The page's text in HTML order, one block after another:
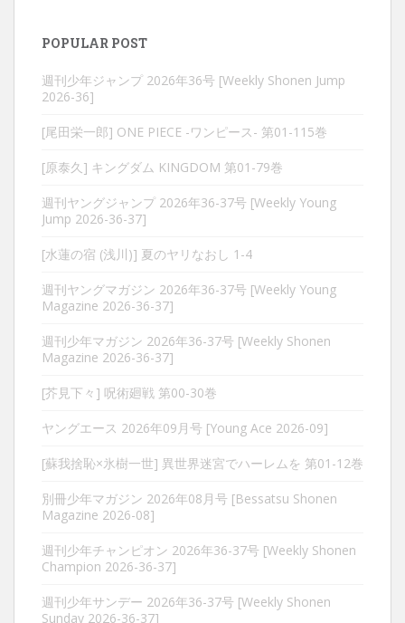
POPULAR POST
週刊少年ジャンプ 2026年36号 [Weekly Shonen Jump
2026-36]
[尾田栄一郎] ONE PIECE -ワンピース- 第01-115巻
[原泰久] キングダム KINGDOM 第01-79巻
週刊ヤングジャンプ 2026年36-37号 [Weekly Young
Jump 2026-36-37]
[水蓮の宿 (浅川)] 夏のヤリなおし 1-4
週刊ヤングマガジン 2026年36-37号 [Weekly Young
Magazine 2026-36-37]
週刊少年マガジン 2026年36-37号 [Weekly Shonen
Magazine 2026-36-37]
[芥見下々] 呪術廻戦 第00-30巻
ヤングエース 2026年09月号 [Young Ace 2026-09]
[蘇我捨恥×氷樹一世] 異世界迷宮でハーレムを 第01-12巻
別冊少年マガジン 2026年08月号 [Bessatsu Shonen
Magazine 2026-08]
週刊少年チャンピオン 2026年36-37号 [Weekly Shonen
Champion 2026-36-37]
週刊少年サンデー 2026年36-37号 [Weekly Shonen
Sunday 2026-36-37]